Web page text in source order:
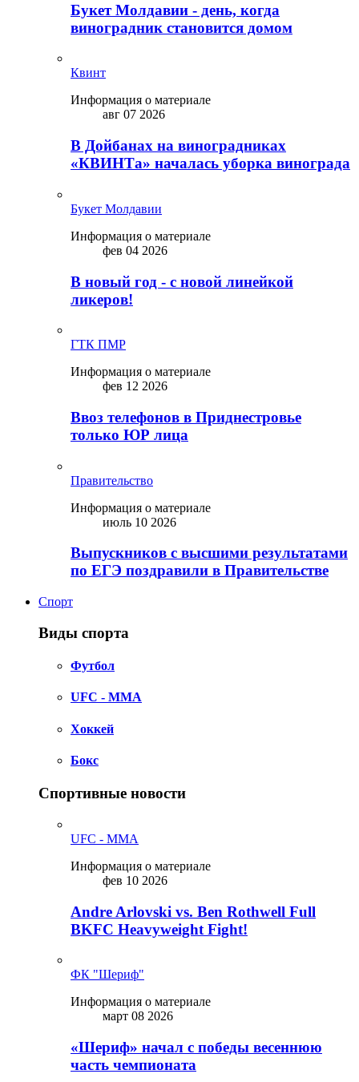
Букет Молдавии - день, когда
виноградник становится домом
Квинт
Информация о материале
авг 07 2026
В Дойбанах на виноградниках
«КВИНТа» началась уборка винограда
Букет Молдавии
Информация о материале
фев 04 2026
В новый год - с новой линейкой
ликepoв!
ГТК ПМР
Информация о материале
фев 12 2026
Ввоз телефонов в Приднестровье
только ЮР лица
Правительство
Информация о материале
июль 10 2026
Выпускников с высшими результатами
по ЕГЭ поздравили в Правительстве
Спорт
Виды спорта
Футбол
UFC - MMA
Хоккей
Бокс
Спортивные новости
UFC - MMA
Информация о материале
фев 10 2026
Andre Arlovski vs. Ben Rothwell Full
BKFC Heavyweight Fight!
ФК "Шериф"
Информация о материале
март 08 2026
«Шериф» начал с победы весеннюю
часть чемпионата